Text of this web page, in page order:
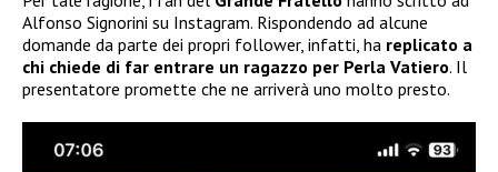
Alfonso Signorini su Instagram. Rispondendo ad alcune
domande da parte dei propri follower, infatti, ha replicato a
chi chiede di far entrare un ragazzo per Perla Vatiero. Il
presentatore promette che ne arriverà uno molto presto.